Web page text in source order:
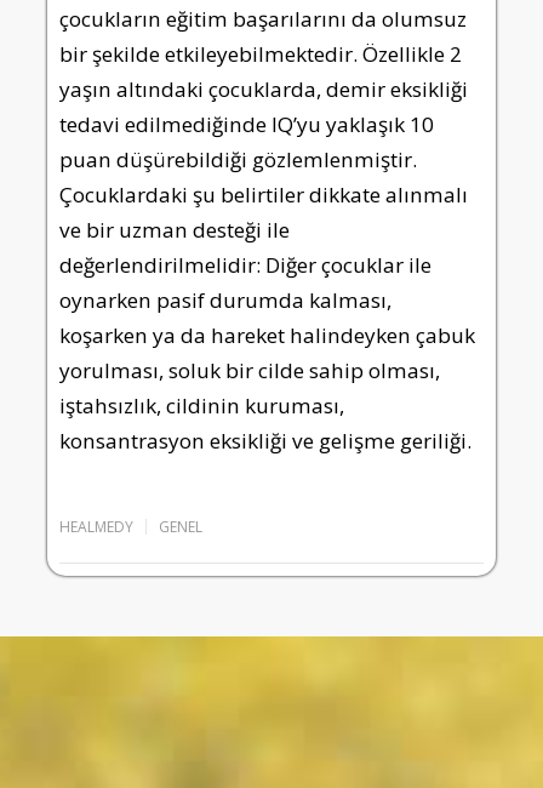
çocukların eğitim başarılarını da olumsuz
bir şekilde etkileyebilmektedir. Özellikle 2
yaşın altındaki çocuklarda, demir eksikliği
tedavi edilmediğinde IQ’yu yaklaşık 10
puan düşürebildiği gözlemlenmiştir.
Çocuklardaki şu belirtiler dikkate alınmalı
ve bir uzman desteği ile
değerlendirilmelidir: Diğer çocuklar ile
oynarken pasif durumda kalması,
koşarken ya da hareket halindeyken çabuk
yorulması, soluk bir cilde sahip olması,
iştahsızlık, cildinin kuruması,
konsantrasyon eksikliği ve gelişme geriliği.
HEALMEDY GENEL